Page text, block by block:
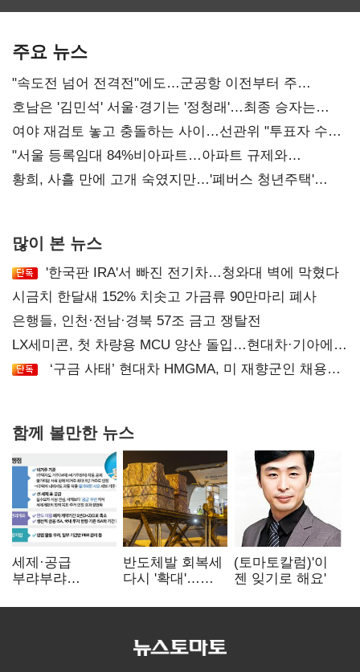
주요 뉴스
"속도전 넘어 전격전"에도…군공항 이전부터 주
52시간까지 '뇌관'
호남은 '김민석' 서울·경기는 '정청래'…최종 승자는
'안갯속'
여야 재검토 놓고 충돌하는 사이…선관위 "투표자 수
오차 당연"
"서울 등록임대 84%비아파트…아파트 규제와
달리해야"
황희, 사흘 만에 고개 숙였지만…'폐버스 청년주택'
많이 본 뉴스
'한국판 IRA'서 빠진 전기차…청와대 벽에 막혔다
시금치 한달새 152% 치솟고 가금류 90만마리 폐사
은행들, 인천·전남·경북 57조 금고 쟁탈전
LX세미콘, 첫 차량용 MCU 양산 돌입…현대차·기아에
공급
‘구금 사태’ 현대차 HMGMA, 미 재향군인 채용
함께 볼만한 뉴스
세제·공급
부랴부랴
김윤덕' 책임론
반도체발 회복세
다시 '확대'…
5.8% 반등
(토마토칼럼)'이
젠 잊기로 해요'